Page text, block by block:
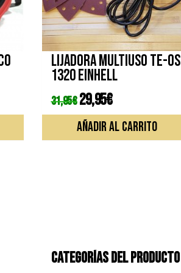
Lijadora multiuso TE-OS
1320 EINHELL
31,95€ El
precio
original
era:
31,95€.
29,95€El
precio
actual
es:
29,95€.
AÑADIR AL CARRITO
CATEGORÍAS DEL PRODUCTO